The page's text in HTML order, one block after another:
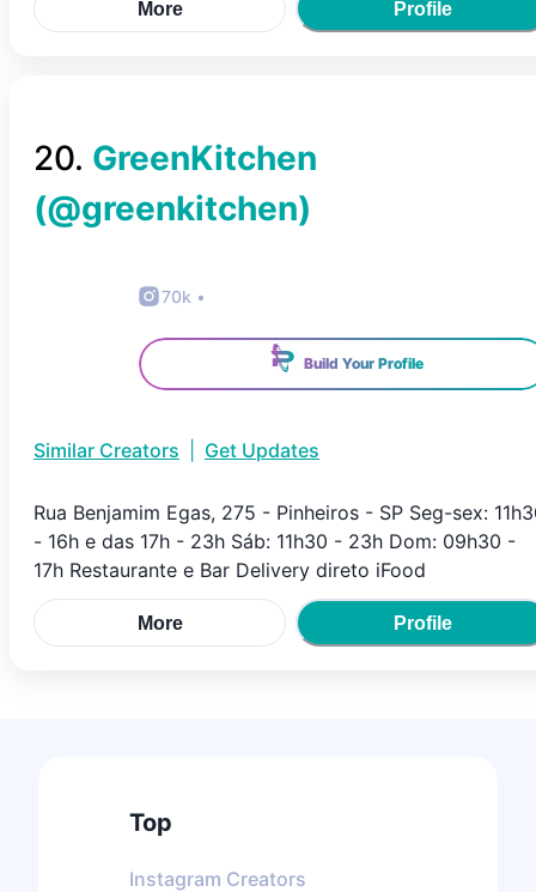
More Profile
20. GreenKitchen
(@greenkitchen)
70k •
Build Your Profile
Similar Creators Get Updates
Rua Benjamim Egas, 275 - Pinheiros - SP Seg-sex:
- 16h e das 17h - 23h Sáb: 11h30 - 23h Dom: 09h30 -
17h Restaurante e Bar Delivery direto iFood
More Profile
Top
Instagram Creators